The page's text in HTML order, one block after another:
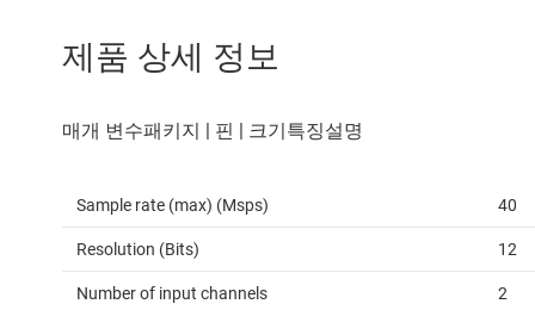
제품 상세 정보
Sample rate (max) (Msps) 40
Resolution (Bits) 12
Number of input channels 2